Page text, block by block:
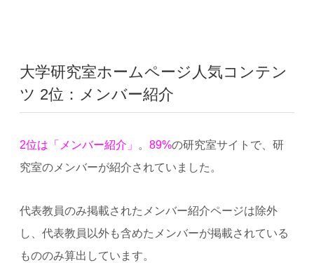
大学研究室ホームページ人気コンテン
ツ 2位：メンバー紹介
2位は「メンバー紹介」 。 89%の研究室サイトで、研
究室のメンバーが紹介されていました。
代表教員のみ掲載されたメンバー紹介ページは除外
し、代表教員以外も含めたメンバーが掲載されている
もののみ算出しています。